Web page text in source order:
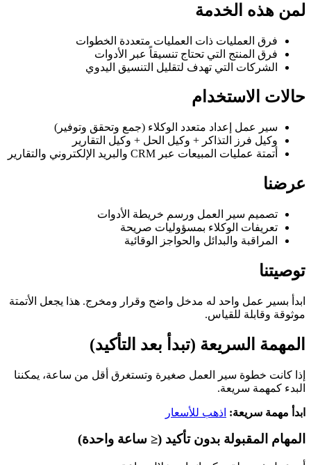
لمن هذه الخدمة
فرق العمليات ذات العمليات متعددة الخطوات
فرق المنتج التي تحتاج تنسيقاً عبر الأدوات
الشركات التي تهدف لتقليل التنسيق اليدوي
حالات الاستخدام
سير عمل إعداد متعدد الوكلاء (جمع وتحقق وتوفير)
وكيل فرز التذاكر + وكيل الحل + وكيل التقارير
أتمتة عمليات المبيعات عبر CRM والبريد الإلكتروني والتقارير
عرضنا
تصميم سير العمل ورسم خريطة الأدوات
تعريفات الوكلاء بمسؤوليات صريحة
المراقبة والبدائل والحواجز الوقائية
توصيتنا
ابدأ بسير عمل واحد له مدخل واضح وقرار ومخرج. هذا يجعل الأتمتة
موثوقة وقابلة للقياس.
المهمة السريعة (تبدأ بعد التأكيد)
إذا كانت خطوة سير العمل صغيرة وتستغرق أقل من ساعة، يمكننا
البدء كمهمة سريعة.
ابدأ مهمة سريعة: اذهب للأسعار
المهام المقبولة بدون تأكيد (≤ ساعة واحدة)